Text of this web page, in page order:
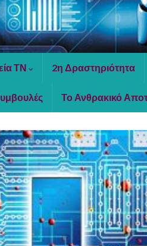
ΤΝ 2η Δραστηριότητα
Το Ανθρακικό